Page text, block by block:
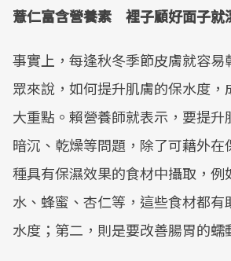
薏仁富含營養素 裡子顧好面子就
事實上，每逢秋冬季節皮膚就容易
眾來說，如何提升肌膚的保水度
大重點。賴營養師就表示，要提升
暗沉、乾燥等問題，除了可藉外在
種具有保濕效果的食材中攝取，例
水、蜂蜜、杏仁等，這些食材都有
水度；第二，則是要改善腸胃的蠕